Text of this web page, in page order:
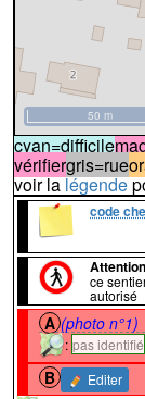
50 m
cyan=difficile
vérifiergris=rue
voir lalégende
code
Attention
ce
autorisé
A (photo n°1)
: pas identifié
B Editer